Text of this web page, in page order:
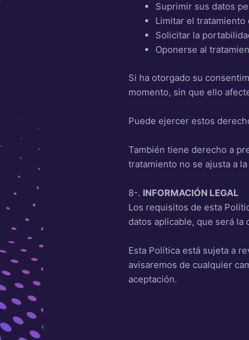
Suprimir sus datos
Limitar el tratamiento
Solicitar la
Oponerse al
Si ha otorgado su
momento, sin que ello
Puede ejercer estos
También tiene derecho a
tratamiento no se ajusta a
8-. INFORMACIÓN LEGAL
Los requisitos de esta
datos aplicable, que será la
Esta Política está sujeta a
avisaremos de cualquier
aceptación.